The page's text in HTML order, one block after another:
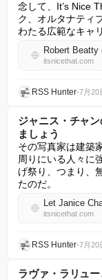
念して、It’s Nice
ク、オルタナティ
わたる広範なキャ
itsnicethat.com
RSS Hunter•7月20
ジャニス・チャ
ましょう
その写真家は建築
周りにいる人々に
げ祭り、つまり、
たのだ。
itsnicethat.com
RSS Hunter•7月20
ラヴァ・ラリュ